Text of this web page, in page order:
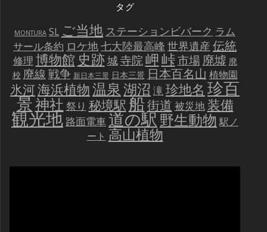
タグ
MONTURA SL ご当地 ステーションビバーク ラム
サール条約 ロケ地七大陸最高峰 世界遺産 伝統
修理 博物館 史跡城寺院岬峠市場 廃墟 廃
校 廃線戦争 新日本三景 日本三景 日本百名山 植物園
氷河海浜植物温泉湖沼 滝珍地名 珍百
景神社 祭り 秘境駅船街道 被災地 装備
観光地 路面電車道の駅野生動物 駅ノ
ート 高山植物